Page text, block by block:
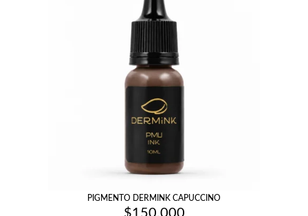
PIGMENTO DERMINK CAPUCCINO
$150.000